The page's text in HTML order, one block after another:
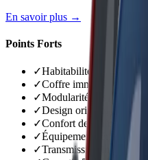
En savoir plus →
Points Forts
✓Habitabilité
✓Coffre immense jusqu'à
✓Modularité très poussée
✓Design original
✓Confort de marche et
✓Équipement série
✓Transmission intégrale